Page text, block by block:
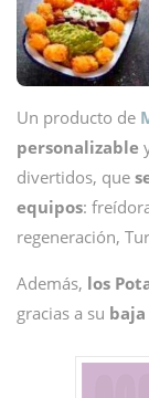
Un producto de
personalizable
divertidos, que
equipos:
regeneración,
Además, los
gracias a su